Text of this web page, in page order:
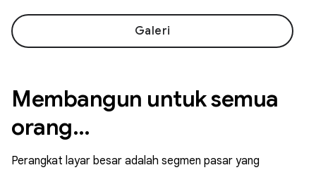
Galeri
Membangun untuk semua
orang…
Perangkat layar besar adalah segmen pasar yang